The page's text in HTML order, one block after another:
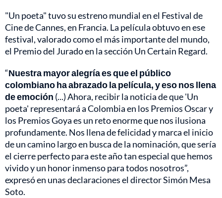
"Un poeta" tuvo su estreno mundial en el Festival de
Cine de Cannes, en Francia. La película obtuvo en ese
festival, valorado como el más importante del mundo,
el Premio del Jurado en la sección Un Certain Regard.
“Nuestra mayor alegría es que el público
colombiano ha abrazado la película, y eso nos llena
de emoción (...) Ahora, recibir la noticia de que 'Un
poeta' representará a Colombia en los Premios Oscar y
los Premios Goya es un reto enorme que nos ilusiona
profundamente. Nos llena de felicidad y marca el inicio
de un camino largo en busca de la nominación, que sería
el cierre perfecto para este año tan especial que hemos
vivido y un honor inmenso para todos nosotros”,
expresó en unas declaraciones el director Simón Mesa
Soto.